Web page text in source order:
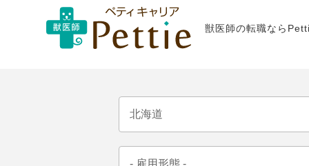
獣医師の転職なら